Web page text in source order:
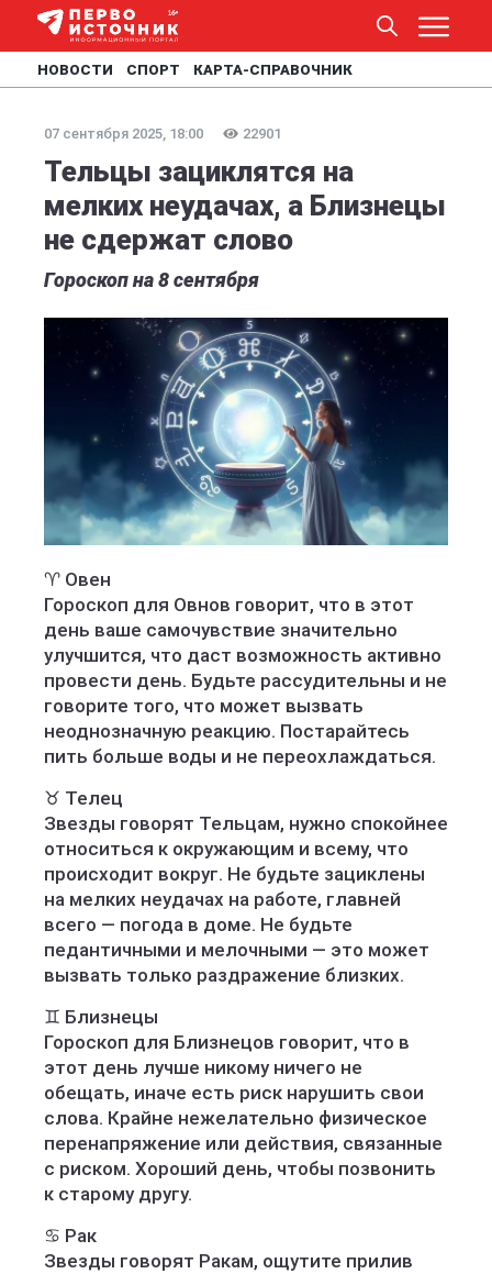
НОВОСТИ СПОРТ КАРТА-СПРАВОЧНИК
07 сентября 2025, 18:00 22901
Тельцы зациклятся на
мелких неудачах, а Близнецы
не сдержат слово
Гороскоп на 8 сентября
♈️ Овен
Гороскоп для Овнов говорит, что в этот
день ваше самочувствие значительно
улучшится, что даст возможность активно
провести день. Будьте рассудительны и не
говорите того, что может вызвать
неоднозначную реакцию. Постарайтесь
пить больше воды и не переохлаждаться.
♉️ Телец
Звезды говорят Тельцам, нужно спокойнее
относиться к окружающим и всему, что
происходит вокруг. Не будьте зациклены
на мелких неудачах на работе, главней
всего — погода в доме. Не будьте
педантичными и мелочными — это может
вызвать только раздражение близких.
♊️ Близнецы
Гороскоп для Близнецов говорит, что в
этот день лучше никому ничего не
обещать, иначе есть риск нарушить свои
слова. Крайне нежелательно физическое
перенапряжение или действия, связанные
с риском. Хороший день, чтобы позвонить
к старому другу.
♋️ Рак
Звезды говорят Ракам, ощутите прилив